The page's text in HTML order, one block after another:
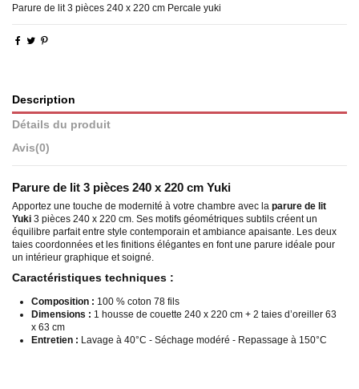
Parure de lit 3 pièces 240 x 220 cm Percale yuki
Description
Détails du produit
Avis(0)
Parure de lit 3 pièces 240 x 220 cm Yuki
Apportez une touche de modernité à votre chambre avec la parure de lit
Yuki 3 pièces 240 x 220 cm. Ses motifs géométriques subtils créent un
équilibre parfait entre style contemporain et ambiance apaisante. Les deux
taies coordonnées et les finitions élégantes en font une parure idéale pour
un intérieur graphique et soigné.
Caractéristiques techniques :
Composition : 100 % coton 78 fils
Dimensions : 1 housse de couette 240 x 220 cm + 2 taies d’oreiller 63
x 63 cm
Entretien : Lavage à 40°C - Séchage modéré - Repassage à 150°C